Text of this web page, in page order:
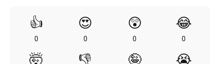
👍
0
😍
0
😲
0
😂
0
🤯 👎 🤪 😭